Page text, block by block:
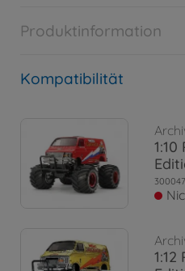
Produktinformation
Kompatibilität